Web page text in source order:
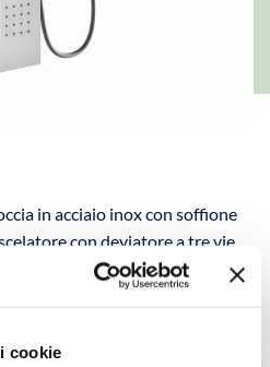
cookie
in acciaio inox con soffione
con deviatore a tre vie,
doccetta e due getti.